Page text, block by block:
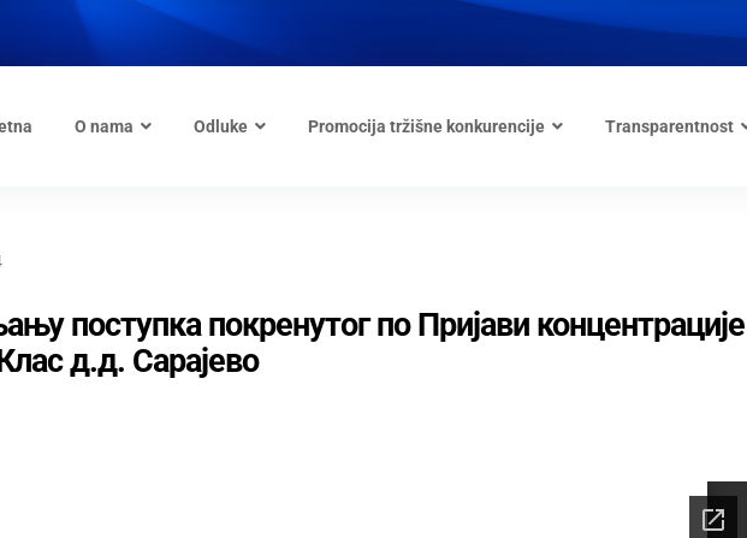
O nama Odluke Promocija tržišne konkurencije Transparentnost
поступка покренутог по Пријави концентрације
д.д. Сарајево